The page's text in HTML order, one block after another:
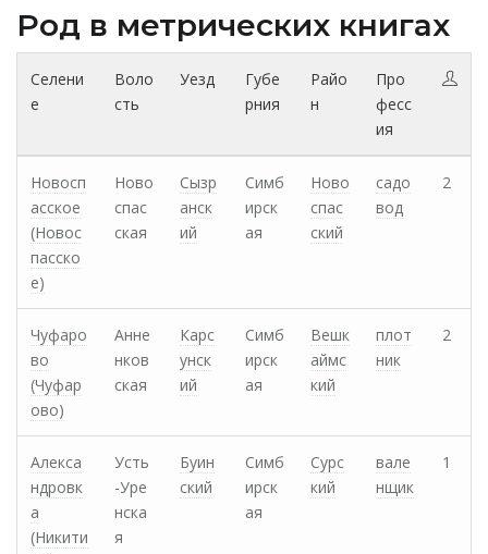
Род в метрических книгах
Селени
е
Воло
сть
Уезд
Губе
рния
Райо
н
Про
фесс
ия
Новосп
асское
(Новос
пасско
е)
Ново
спас
ская
Сызр
анск
ий
Симб
ирск
ая
Ново
спас
ский
садо
вод
2
Чуфаро
во
(Чуфар
ово)
Анне
нков
ская
Карс
унск
ий
Симб
ирск
ая
Вешк
аймс
кий
плот
ник
2
Алекса
ндровк
а
(Никити
Усть
-Уре
нска
я
Буин
ский
Симб
ирск
ая
Сурс
кий
вале
нщик
1